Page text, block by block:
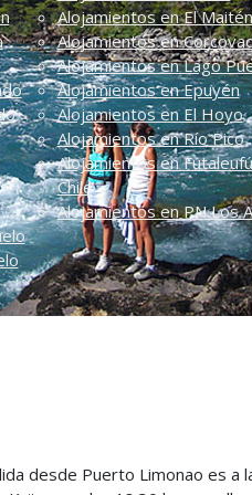
Alojamientos en El Maitén
Alojamientos en
Alojamientos en Lago
Alojamientos en Epuyén
Alojamientos en El Hoyo
Alojamientos en Río Pico
Alojamientos en
Chile
Alojamientos en PN Los
desde Puerto Limonao es a